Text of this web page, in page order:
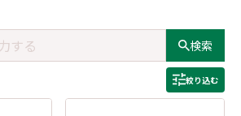
検索
絞り込む